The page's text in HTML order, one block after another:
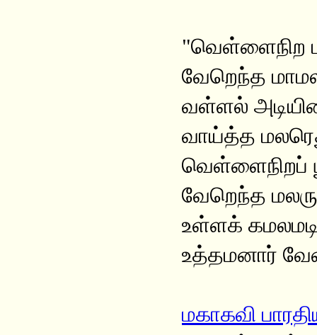
"வெள்ளைநிற
வேறெந்த
வள்ளல்
வாய்த்த
வெள்ளைநிறப்
வேறெந்த
உள்ளக்
உத்தமனார்
மகாகவி